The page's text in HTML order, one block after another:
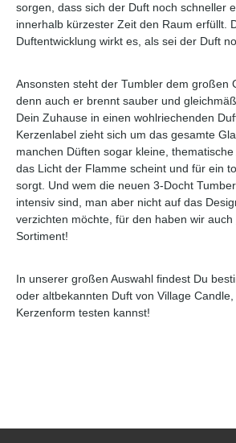
sorgen, dass sich der Duft noch schneller
innerhalb kürzester Zeit den Raum erfüllt.
Duftentwicklung wirkt es, als sei der Duft
Ansonsten steht der Tumbler dem großen
denn auch er brennt sauber und
Dein Zuhause in einen wohlriechenden
Kerzenlabel zieht sich um das gesamte
manchen Düften sogar kleine,
das Licht der Flamme scheint und für ein
sorgt. Und wem die neuen 3-Docht
intensiv sind, man aber nicht auf das
verzichten möchte, für den haben wir auch
Sortiment!
In unserer großen Auswahl findest Du
oder altbekannten Duft von Village
Kerzenform testen kannst!